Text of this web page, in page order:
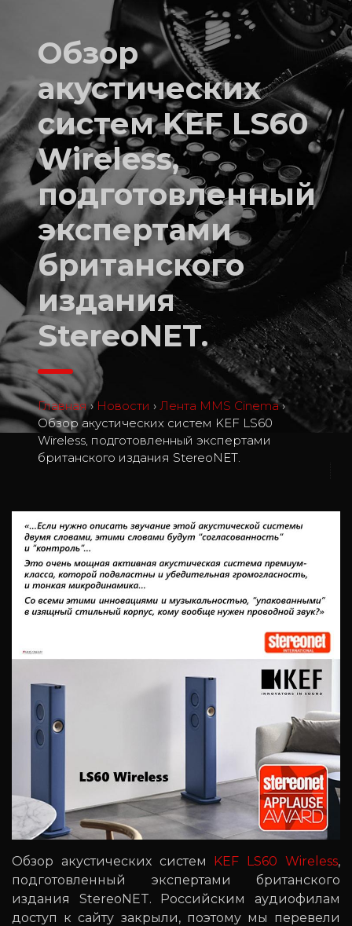
Обзор
акустических
систем KEF LS60
Wireless,
подготовленный
экспертами
британского
издания
StereoNET.
Главная › Новости › Лента MMS Cinema ›
Обзор акустических систем KEF LS60
Wireless, подготовленный экспертами
британского издания StereoNET.
Обзор акустических систем KEF LS60 Wireless,
подготовленный экспертами британского
издания StereoNET. Российским аудиофилам
доступ к сайту закрыли, поэтому мы перевели